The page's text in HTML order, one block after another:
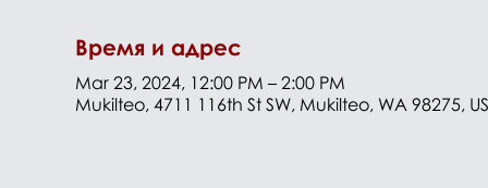
Время и адрес
Mar 23, 2024, 12:00 PM – 2:00 PM
Mukilteo, 4711 116th St SW, Mukilteo, WA 98275,